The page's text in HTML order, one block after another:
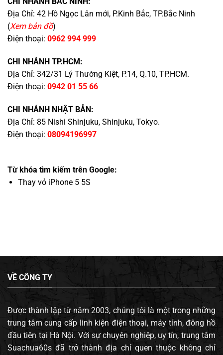
Địa Chỉ: 42 Hồ Ngọc Lân mới, P.Kinh Bắc, TP.Bắc Ninh
(Xem bản đồ)
Điện thoại: 0962 994 999
CHI NHÁNH TP.HCM:
Địa Chỉ: 342/31 Lý Thường Kiệt, P.14, Q.10, TP.HCM.
Điện thoại: 0942 01 55 66
CHI NHÁNH NHẬT BẢN:
Địa Chỉ: 85 Nishi Shinjuku, Shinjuku, Tokyo.
Điện thoại: 08094196997
Từ khóa tìm kiếm trên Google:
Thay vỏ iPhone 5 5S
VỀ CÔNG TY
Được thành lập từ năm 2003, chúng tôi là một trong những
trung tâm cung cấp linh kiện điện thoại, máy tính, đông hồ
đầu tiên tại Hà Nội. Với sự chuyên nghiệp, uy tín, trung tâm
Suachua60s đã trở thành địa chỉ quen thuộc không chỉ